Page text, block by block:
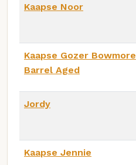
Kaapse Noor
Kaapse Gozer Bowmore
Barrel Aged
Jordy
Kaapse Jennie